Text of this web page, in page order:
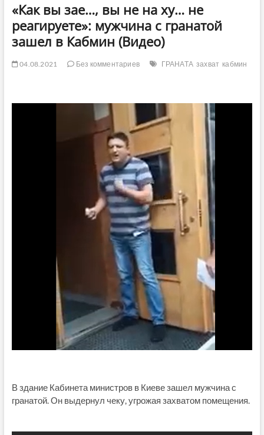
«Как вы зае…, вы не на ху… не
реагируете»: мужчина с гранатой
зашел в Кабмин (Видео)
04.08.2021 Без комментариев ГРАНАТА захват кабмин
В здание Кабинета министров в Киеве зашел мужчина с
гранатой. Он выдернул чеку, угрожая захватом помещения.